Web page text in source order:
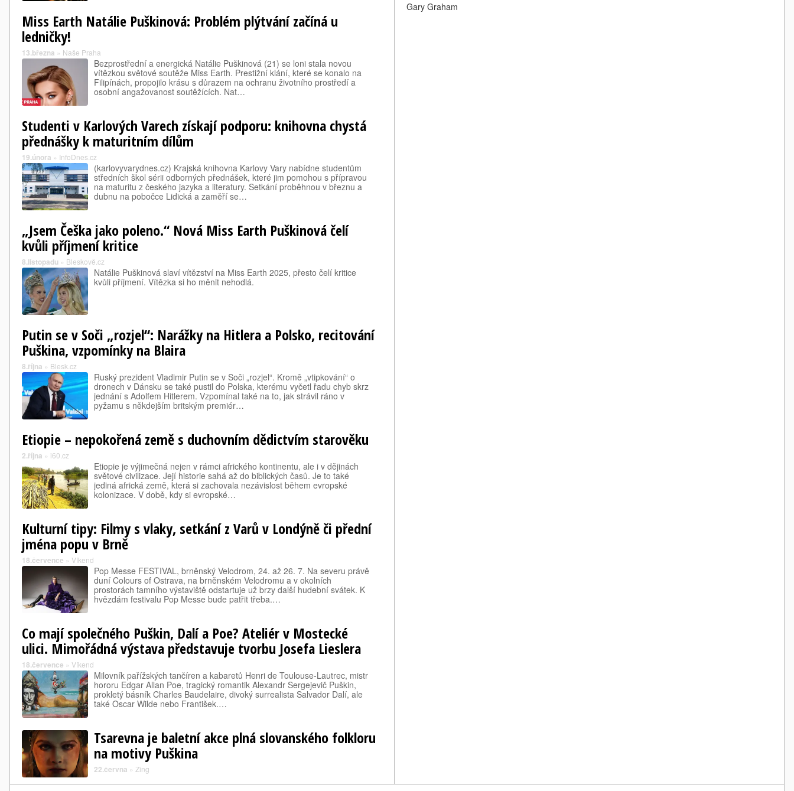
Miss Earth Natálie Puškinová: Problém plýtvání začíná u
ledničky!
13.března » Naše Praha
Bezprostřední a energická Natálie Puškinová (21) se loni stala novou
vítězkou světové soutěže Miss Earth. Prestižní klání, které se konalo na
Filipínách, propojilo krásu s důrazem na ochranu životního prostředí a
osobní angažovanost soutěžících. Nat…
Studenti v Karlových Varech získají podporu: knihovna chystá
přednášky k maturitním dílům
19.února » InfoDnes.cz
(karlovyvarydnes.cz) Krajská knihovna Karlovy Vary nabídne studentům
středních škol sérii odborných přednášek, které jim pomohou s přípravou
na maturitu z českého jazyka a literatury. Setkání proběhnou v březnu a
dubnu na pobočce Lidická a zaměří se…
„Jsem Češka jako poleno.“ Nová Miss Earth Puškinová čelí
kvůli příjmení kritice
8.listopadu » Bleskově.cz
Natálie Puškinová slaví vítězství na Miss Earth 2025, přesto čelí kritice
kvůli příjmení. Vítězka si ho měnit nehodlá.
Putin se v Soči „rozjel“: Narážky na Hitlera a Polsko, recitování
Puškina, vzpomínky na Blaira
8.října » Blesk.cz
Ruský prezident Vladimir Putin se v Soči „rozjel“. Kromě „vtipkování“ o
dronech v Dánsku se také pustil do Polska, kterému vyčetl řadu chyb skrz
jednání s Adolfem Hitlerem. Vzpomínal také na to, jak strávil ráno v
pyžamu s někdejším britským premiér…
Etiopie – nepokořená země s duchovním dědictvím starověku
2.října » i60.cz
Etiopie je výjimečná nejen v rámci afrického kontinentu, ale i v dějinách
světové civilizace. Její historie sahá až do biblických časů. Je to také
jediná africká země, která si zachovala nezávislost během evropské
kolonizace. V době, kdy si evropské…
Kulturní tipy: Filmy s vlaky, setkání z Varů v Londýně či přední
jména popu v Brně
18.července » Víkend
Pop Messe FESTIVAL, brněnský Velodrom, 24. až 26. 7. Na severu právě
duní Colours of Ostrava, na brněnském Velodromu a v okolních
prostorách tamního výstaviště odstartuje už brzy další hudební svátek. K
hvězdám festivalu Pop Messe bude patřit třeba.…
Co mají společného Puškin, Dalí a Poe? Ateliér v Mostecké
ulici. Mimořádná výstava představuje tvorbu Josefa Lieslera
18.července » Víkend
Milovník pařížských tančíren a kabaretů Henri de Toulouse-Lautrec, mistr
hororu Edgar Allan Poe, tragický romantik Alexandr Sergejevič Puškin,
prokletý básník Charles Baudelaire, divoký surrealista Salvador Dalí, ale
také Oscar Wilde nebo František.…
Tsarevna je baletní akce plná slovanského folkloru
na motivy Puškina
22.června » Zing
Gary Graham